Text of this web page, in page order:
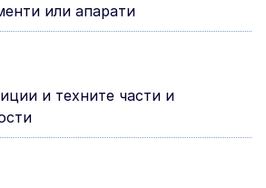
или апарати
и техните части и